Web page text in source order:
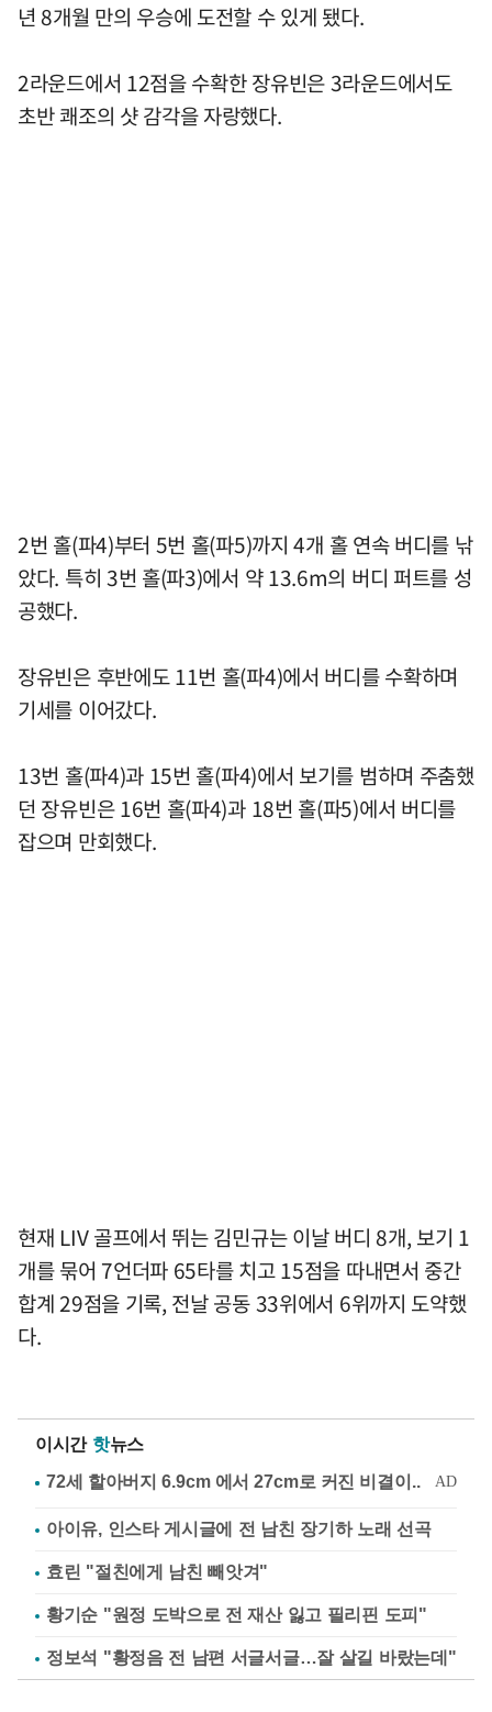
년 8개월 만의 우승에 도전할 수 있게 됐다.
2라운드에서 12점을 수확한 장유빈은 3라운드에서도
초반 쾌조의 샷 감각을 자랑했다.
2번 홀(파4)부터 5번 홀(파5)까지 4개 홀 연속 버디를 낚
았다. 특히 3번 홀(파3)에서 약 13.6m의 버디 퍼트를 성
공했다.
장유빈은 후반에도 11번 홀(파4)에서 버디를 수확하며
기세를 이어갔다.
13번 홀(파4)과 15번 홀(파4)에서 보기를 범하며 주춤했
던 장유빈은 16번 홀(파4)과 18번 홀(파5)에서 버디를
잡으며 만회했다.
현재 LIV 골프에서 뛰는 김민규는 이날 버디 8개, 보기 1
개를 묶어 7언더파 65타를 치고 15점을 따내면서 중간
합계 29점을 기록, 전날 공동 33위에서 6위까지 도약했
다.
이시간 핫뉴스
아이유, 인스타 게시글에 전 남친 장기하 노래 선곡
효린 "절친에게 남친 빼앗겨"
황기순 "원정 도박으로 전 재산 잃고 필리핀 도피"
정보석 "황정음 전 남편 서글서글…잘 살길 바랐는데"